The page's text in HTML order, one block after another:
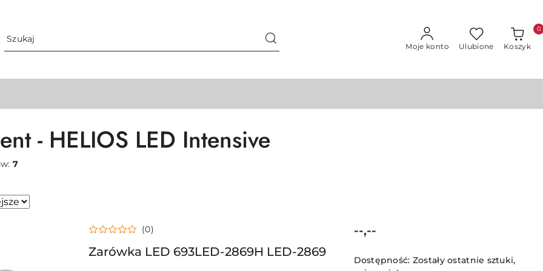
Moje konto Ulubione Koszyk
0
- HELIOS LED Intensive
7
Zarówka LED 693LED-2869H LED-2869
(0) Cena:
--,--
Dostępność: Zostały ostatnie sztuki,